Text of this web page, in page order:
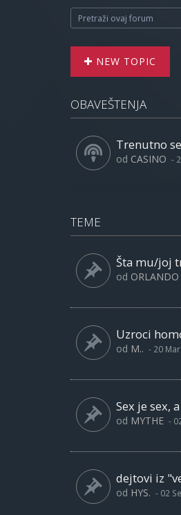
NEW TOPIC
OBAVEŠTENJA
Trenutno
od CASINO -
TEME
Šta mu/joj
od
Uzroci
od M.. - 20
Sex je sex,
od MYTHE -
dejtovi iz
od HYS. - 02